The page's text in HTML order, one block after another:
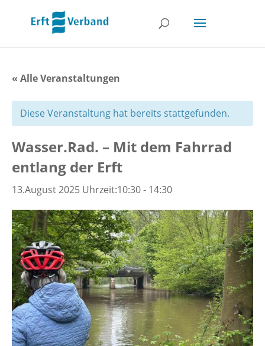
« Alle Veranstaltungen
Diese Veranstaltung hat bereits stattgefunden.
Wasser.Rad. – Mit dem Fahrrad
entlang der Erft
13.August 2025 Uhrzeit:10:30- 14:30